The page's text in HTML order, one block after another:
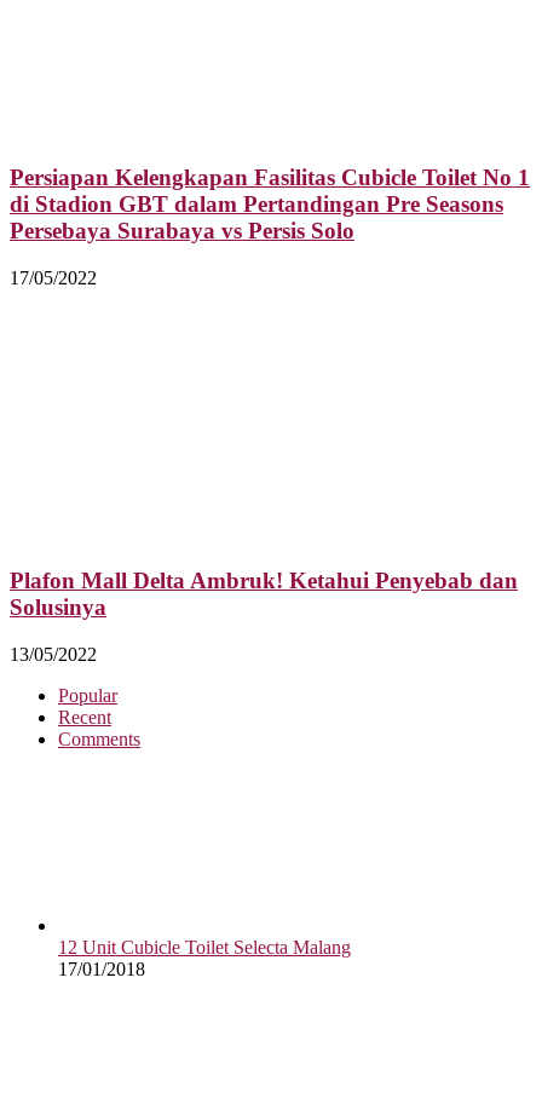
Persiapan Kelengkapan Fasilitas Cubicle Toilet No 1
di Stadion GBT dalam Pertandingan Pre Seasons
Persebaya Surabaya vs Persis Solo
17/05/2022
Plafon Mall Delta Ambruk! Ketahui Penyebab dan
Solusinya
13/05/2022
Popular
Recent
Comments
12 Unit Cubicle Toilet Selecta Malang
17/01/2018